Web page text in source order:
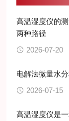
高温湿度仪的
两种路径
2026-07-20
电解法微量水
2026-07-15
高温湿度仪是